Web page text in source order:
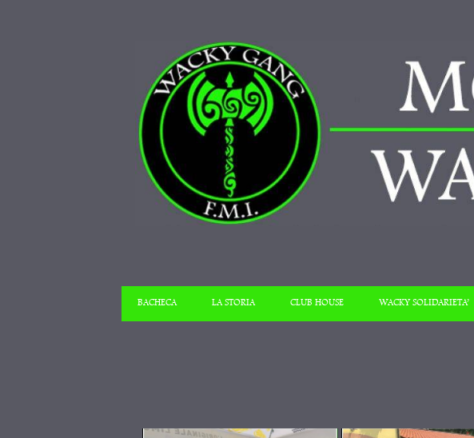
BACHECA LA STORIA CLUB HOUSE WACKY SOLIDARIETA’